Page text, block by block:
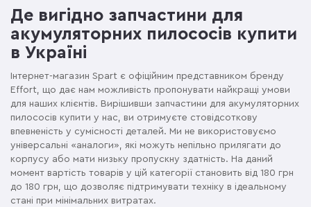
Де вигідно запчастини для
акумуляторних пилососів купити
в Україні
Інтернет-магазин Spart є офіційним представником бренду
Effort, що дає нам можливість пропонувати найкращі умови
для наших клієнтів. Вирішивши запчастини для акумуляторних
пилососів купити у нас, ви отримуєте стовідсоткову
впевненість у сумісності деталей. Ми не використовуємо
універсальні «аналоги», які можуть непільно прилягати до
корпусу або мати низьку пропускну здатність. На даний
момент вартість товарів у цій категорії становить від 180 грн
до 180 грн, що дозволяє підтримувати техніку в ідеальному
стані при мінімальних витратах.